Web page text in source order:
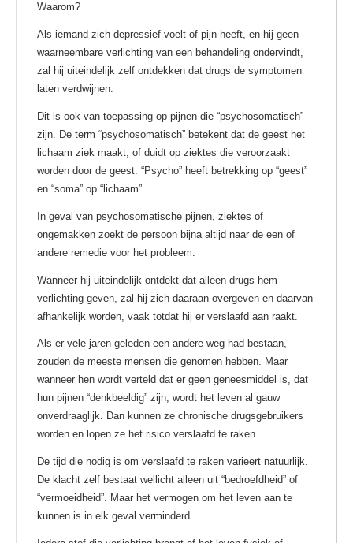
Waarom?
Als iemand zich depressief voelt of pijn heeft, en hij geen
waarneembare verlichting van een behandeling ondervindt,
zal hij uiteindelijk zelf ontdekken dat drugs de symptomen
laten verdwijnen.
Dit is ook van toepassing op pijnen die “psychosomatisch”
zijn. De term “psychosomatisch” betekent dat de geest het
lichaam ziek maakt, of duidt op ziektes die veroorzaakt
worden door de geest. “Psycho” heeft betrekking op “geest”
en “soma” op “lichaam”.
In geval van psychosomatische pijnen, ziektes of
ongemakken zoekt de persoon bijna altijd naar de een of
andere remedie voor het probleem.
Wanneer hij uiteindelijk ontdekt dat alleen drugs hem
verlichting geven, zal hij zich daaraan overgeven en daarvan
afhankelijk worden, vaak totdat hij er verslaafd aan raakt.
Als er vele jaren geleden een andere weg had bestaan,
zouden de meeste mensen die genomen hebben. Maar
wanneer hen wordt verteld dat er geen geneesmiddel is, dat
hun pijnen “denkbeeldig” zijn, wordt het leven al gauw
onverdraaglijk. Dan kunnen ze chronische drugsgebruikers
worden en lopen ze het risico verslaafd te raken.
De tijd die nodig is om verslaafd te raken varieert natuurlijk.
De klacht zelf bestaat wellicht alleen uit “bedroefdheid” of
“vermoeidheid”. Maar het vermogen om het leven aan te
kunnen is in elk geval verminderd.